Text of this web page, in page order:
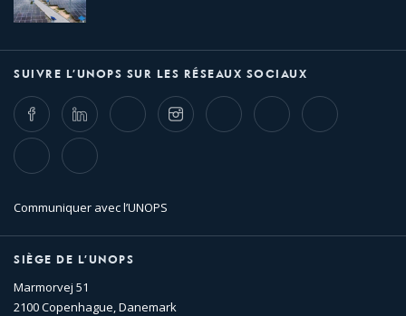
SUIVRE L’UNOPS SUR LES RÉSEAUX SOCIAUX
FacebookLinkedIn Twitter InstagramWhatsappBluesky Threads
TikTok Flickr
Communiquer avec l’UNOPS
SIÈGE DE L’UNOPS
Marmorvej 51
2100 Copenhague, Danemark